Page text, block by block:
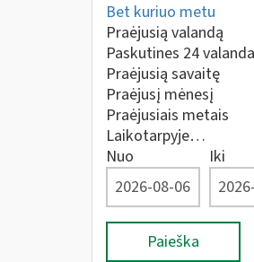
Bet kuriuo metu
Praėjusią valandą
Paskutines 24
Praėjusią savaitę
Praėjusį mėnesį
Praėjusiais metais
Laikotarpyje…
Nuo
Iki
Paieška